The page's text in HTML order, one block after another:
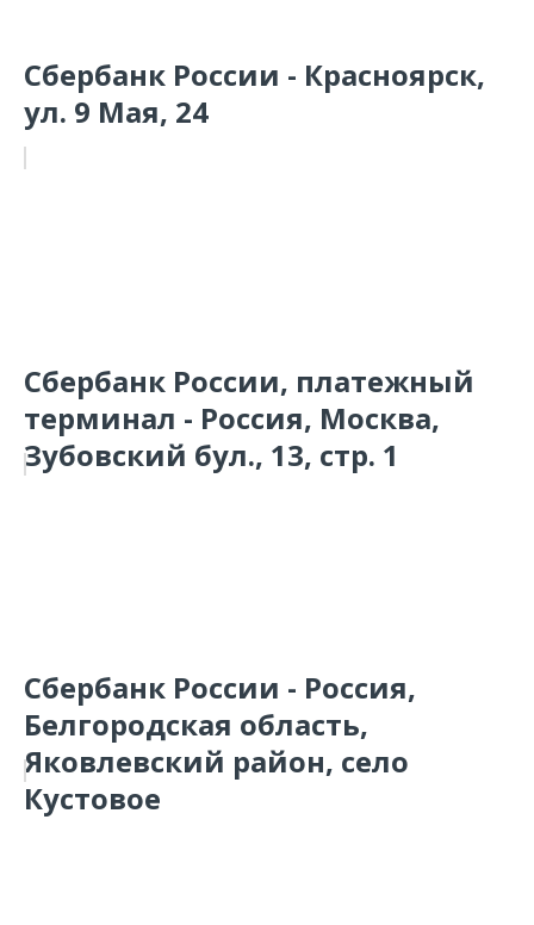
Сбербанк России - Красноярск,
ул. 9 Мая, 24
Сбербанк России, платежный
терминал - Россия, Москва,
Зубовский бул., 13, стр. 1
Сбербанк России - Россия,
Белгородская область,
Яковлевский район, село
Кустовое